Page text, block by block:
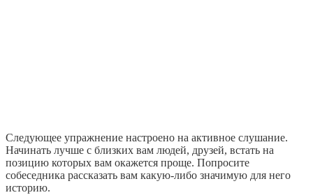
Следующее упражнение настроено на активное слушание.
Начинать лучше с близких вам людей, друзей, встать на
позицию которых вам окажется проще. Попросите
собеседника рассказать вам какую-либо значимую для него
историю.